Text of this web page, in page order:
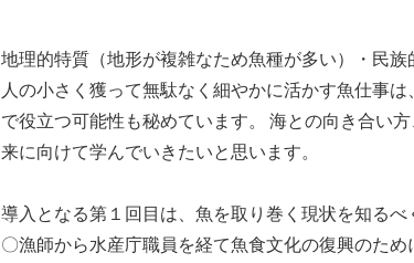
地理的特質（地形が複雑なため魚種が多い）・民
人の小さく獲って無駄なく細やかに活かす魚仕事
で役立つ可能性も秘めています。 海との向き合い
来に向けて学んでいきたいと思います。
導入となる第１回目は、魚を取り巻く現状を知る
〇漁師から水産庁職員を経て魚食文化の復興のた